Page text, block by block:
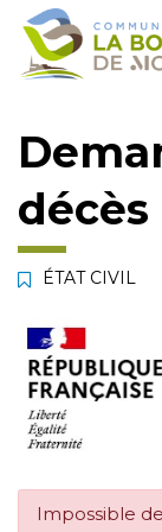
Gestion des traceurs
Aller
Aller
contenu
Aller
pied
décès
ÉTAT CIVIL
Impossible